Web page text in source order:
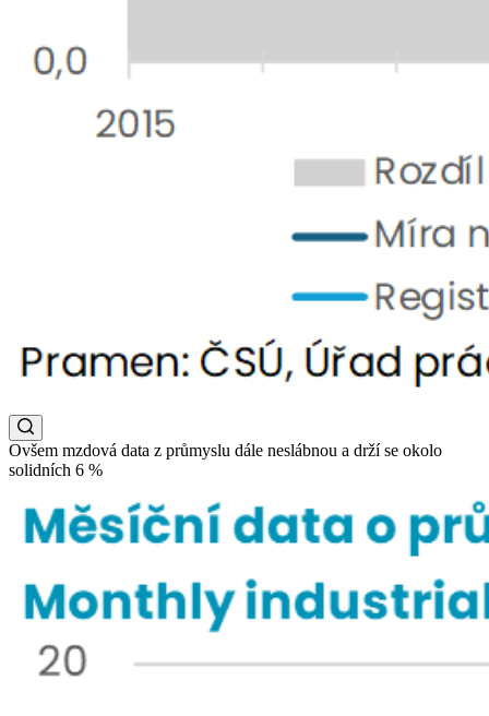
Ovšem mzdová data z průmyslu dále neslábnou a drží se okolo
solidních 6 %